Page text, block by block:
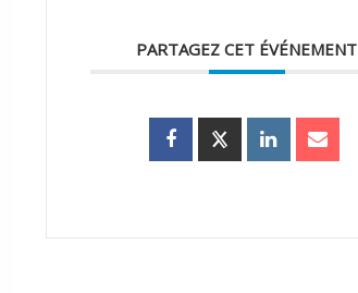
PARTAGEZ CET ÉVÉNEMENT